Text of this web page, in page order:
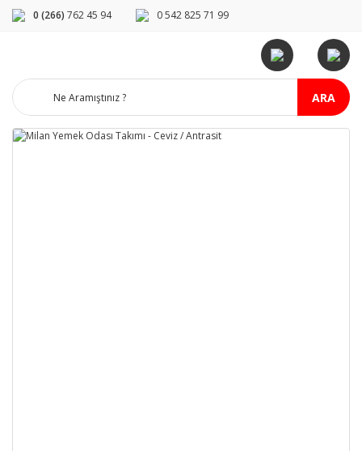
0 (266) 762 45 94 0 542 825 71 99
ARA